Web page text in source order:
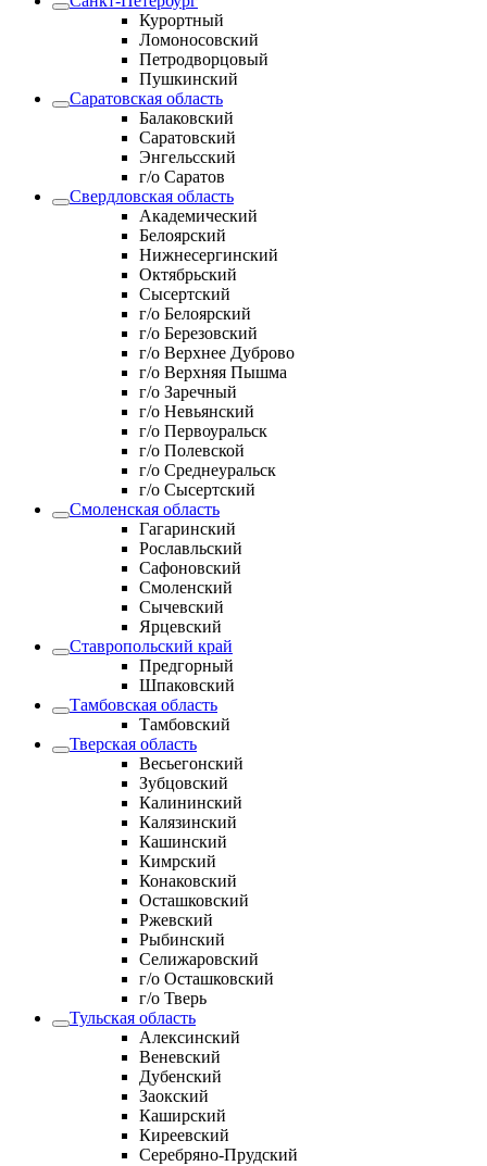
Курортный
Ломоносовский
Петродворцовый
Пушкинский
Саратовская область
Балаковский
Саратовский
Энгельсский
г/о Саратов
Свердловская область
Академический
Белоярский
Нижнесергинский
Октябрьский
Сысертский
г/о Белоярский
г/о Березовский
г/о Верхнее Дуброво
г/о Верхняя Пышма
г/о Заречный
г/о Невьянский
г/о Первоуральск
г/о Полевской
г/о Среднеуральск
г/о Сысертский
Смоленская область
Гагаринский
Рославльский
Сафоновский
Смоленский
Сычевский
Ярцевский
Ставропольский край
Предгорный
Шпаковский
Тамбовская область
Тамбовский
Тверская область
Весьегонский
Зубцовский
Калининский
Калязинский
Кашинский
Кимрский
Конаковский
Осташковский
Ржевский
Рыбинский
Селижаровский
г/о Осташковский
г/о Тверь
Тульская область
Алексинский
Веневский
Дубенский
Заокский
Каширский
Киреевский
Серебряно-Прудский